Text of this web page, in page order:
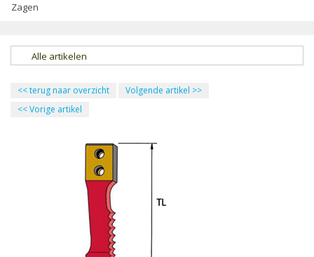
Zagen
Alle artikelen
<<terug naar overzicht Volgende artikel >>
<<Vorige artikel